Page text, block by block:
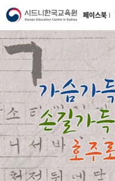
페이스북 l